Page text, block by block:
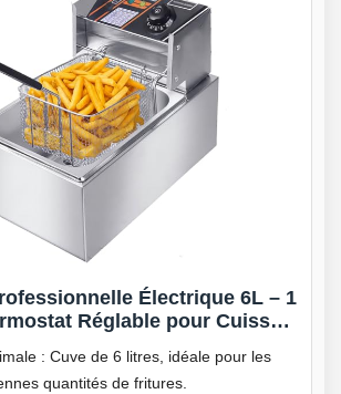
Électrique 6L – 1
Réglable pour Cuisson
Facile à Utiliser et Nettoyer
: Cuve de 6 litres, idéale pour les
quantités de fritures.